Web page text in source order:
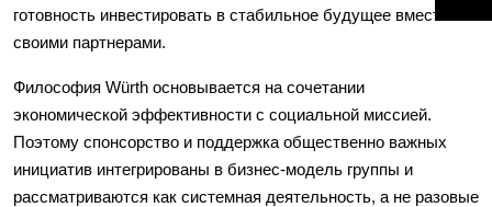
готовность инвестировать в стабильное будущее вместе со
своими партнерами.
Философия Würth основывается на сочетании
экономической эффективности с социальной миссией.
Поэтому спонсорство и поддержка общественно важных
инициатив интегрированы в бизнес-модель группы и
рассматриваются как системная деятельность, а не разовые